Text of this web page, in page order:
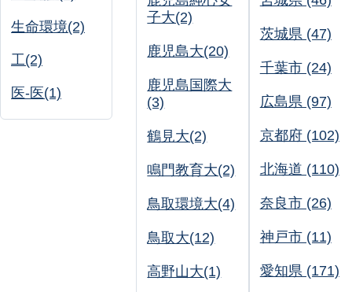
生命環境(2)
工(2)
医-医(1)
子大(2)
鹿児島大(20)
鹿児島国際大
(3)
鶴見大(2)
鳴門教育大(2)
鳥取環境大(4)
鳥取大(12)
高野山大(1)
茨城県 (47)
千葉市 (24)
広島県 (97)
京都府 (102)
北海道 (110)
奈良市 (26)
神戸市 (11)
愛知県 (171)